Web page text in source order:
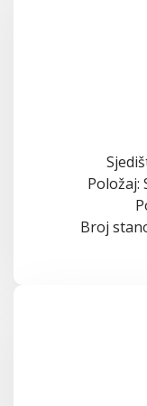
Položaj:
Broj